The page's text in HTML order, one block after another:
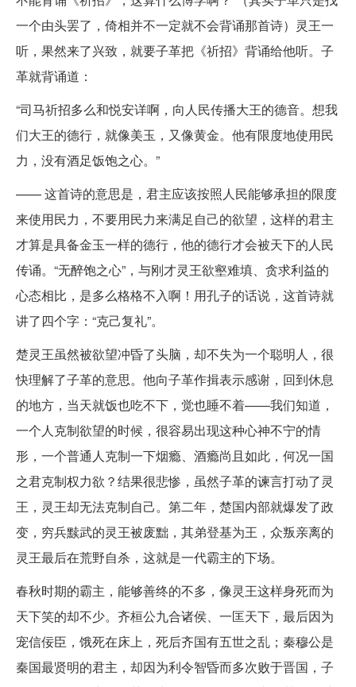
一个由头罢了，倚相并不一定就不会背诵那首诗）灵王一
听，果然来了兴致，就要子革把《祈招》背诵给他听。子
革就背诵道：
“司马祈招多么和悦安详啊，向人民传播大王的德音。想我
们大王的德行，就像美玉，又像黄金。他有限度地使用民
力，没有酒足饭饱之心。”
—— 这首诗的意思是，君主应该按照人民能够承担的限度
来使用民力，不要用民力来满足自己的欲望，这样的君主
才算是具备金玉一样的德行，他的德行才会被天下的人民
传诵。“无醉饱之心”，与刚才灵王欲壑难填、贪求利益的
心态相比，是多么格格不入啊！用孔子的话说，这首诗就
讲了四个字：“克己复礼”。
楚灵王虽然被欲望冲昏了头脑，却不失为一个聪明人，很
快理解了子革的意思。他向子革作揖表示感谢，回到休息
的地方，当天就饭也吃不下，觉也睡不着——我们知道，
一个人克制欲望的时候，很容易出现这种心神不宁的情
形，一个普通人克制一下烟瘾、酒瘾尚且如此，何况一国
之君克制权力欲？结果很悲惨，虽然子革的谏言打动了灵
王，灵王却无法克制自己。第二年，楚国内部就爆发了政
变，穷兵黩武的灵王被废黜，其弟登基为王，众叛亲离的
灵王最后在荒野自杀，这就是一代霸主的下场。
春秋时期的霸主，能够善终的不多，像灵王这样身死而为
天下笑的却不少。齐桓公九合诸侯、一匡天下，最后因为
宠信佞臣，饿死在床上，死后齐国有五世之乱；秦穆公是
秦国最贤明的君主，却因为利令智昏而多次败于晋国，子